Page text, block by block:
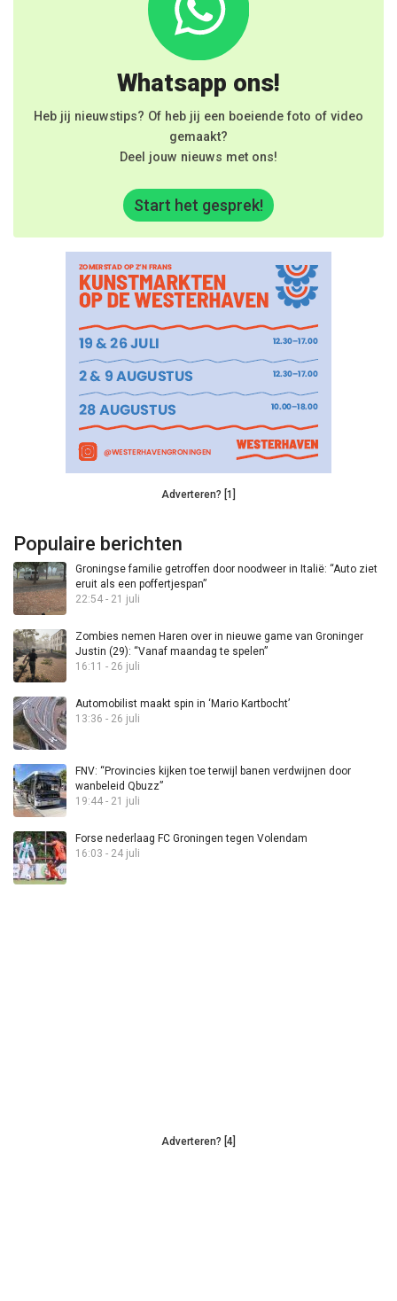
Whatsapp ons!
Heb jij nieuwstips? Of heb jij een boeiende foto of video
gemaakt?
Deel jouw nieuws met ons!
Start het gesprek!
Adverteren? [1]
Populaire berichten
Groningse familie getroffen door noodweer in Italië: “Auto ziet
eruit als een poffertjespan”
22:54 - 21 juli
Zombies nemen Haren over in nieuwe game van Groninger
Justin (29): “Vanaf maandag te spelen”
16:11 - 26 juli
Automobilist maakt spin in ‘Mario Kartbocht’
13:36 - 26 juli
FNV: “Provincies kijken toe terwijl banen verdwijnen door
wanbeleid Qbuzz”
19:44 - 21 juli
Forse nederlaag FC Groningen tegen Volendam
16:03 - 24 juli
Adverteren? [4]